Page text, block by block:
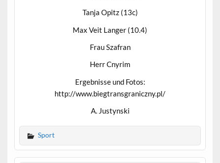
Tanja Opitz (13c)
Max Veit Langer (10.4)
Frau Szafran
Herr Cnyrim
Ergebnisse und Fotos:
http://www.biegtransgraniczny.pl/
A. Justynski
Sport